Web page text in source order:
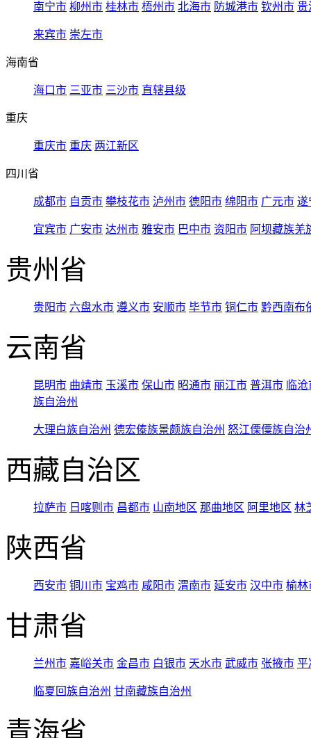
南宁市 柳州市 桂林市 梧州市 北海市 防城港市 钦州市 贵
来宾市 崇左市
海南省
海口市 三亚市 三沙市 直辖县级
重庆
重庆市 重庆 两江新区
四川省
成都市 自贡市 攀枝花市 泸州市 德阳市 绵阳市 广元市 遂
宜宾市 广安市 达州市 雅安市 巴中市 资阳市 阿坝藏族羌
贵州省
贵阳市 六盘水市 遵义市 安顺市 毕节市 铜仁市 黔西南布
云南省
昆明市 曲靖市 玉溪市 保山市 昭通市 丽江市 普洱市 临
族自治州
大理白族自治州 德宏傣族景颇族自治州 怒江傈僳族自治
西藏自治区
拉萨市 日喀则市 昌都市 山南地区 那曲地区 阿里地区 林
陕西省
西安市 铜川市 宝鸡市 咸阳市 渭南市 延安市 汉中市 榆林
甘肃省
兰州市 嘉峪关市 金昌市 白银市 天水市 武威市 张掖市 平
临夏回族自治州 甘南藏族自治州
青海省